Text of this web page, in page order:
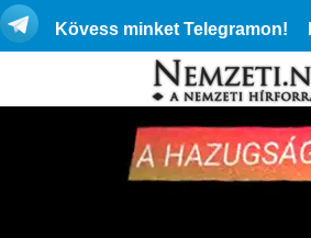
Kövess minket Telegramon!